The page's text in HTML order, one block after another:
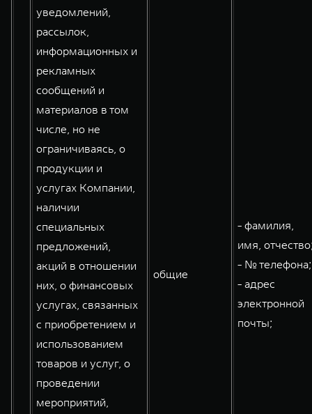
уведомлений,
рассылок,
информационных и
рекламных
сообщений и
материалов в том
числе, но не
ограничиваясь, о
продукции и
услугах Компании,
наличии
специальных
предложений,
акций в отношении
них, о финансовых
услугах, связанных
с приобретением и
использованием
товаров и услуг, о
проведении
мероприятий,
общие
- фамилия,
имя,
- № телефона;
- адрес
электронной
почты;